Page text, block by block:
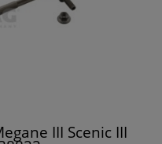
III Scenic III